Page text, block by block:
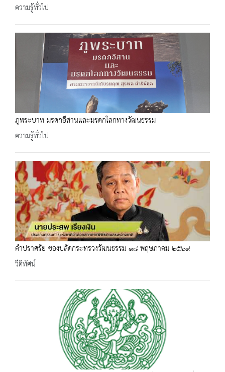
ความรู้ทั่วไป
ภูพระบาท มรดกอีสานและมรดกโลกทางวัฒนธรรม
ความรู้ทั่วไป
คำปราศรัย ของปลัดกระทรวงวัฒนธรรม ๑๘ พฤษภาคม ๒๕๖๙
วีดิทัศน์